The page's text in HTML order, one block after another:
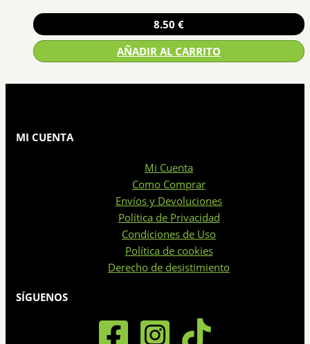
8.50 €
AÑADIR AL CARRITO
MI CUENTA
Mi Cuenta
Como Comprar
Envíos y Devoluciones
Política de Privacidad
Condiciones de Uso
Política de cookies
Derecho de desistimiento
SÍGUENOS